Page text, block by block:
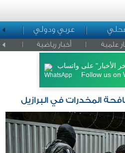
عربي ودولي
علمية أخبار رياضية اخبار
الأخبار" على واتساب
Follow us on